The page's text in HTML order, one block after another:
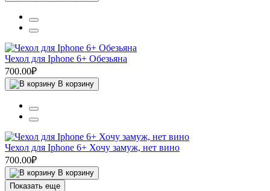
Чехол для Iphone 6+ Обезьяна
700.00₽
В корзину
Чехол для Iphone 6+ Хочу замуж, нет вино
700.00₽
В корзину
Показать еще